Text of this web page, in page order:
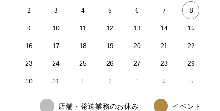
2 3 4 5 6 7 8
9 10 11 12 13 14 15
16 17 18 19 20 21 22
23 24 25 26 27 28 29
30 31 1 2 3 4 5
店舗・発送業務のお休み イベント